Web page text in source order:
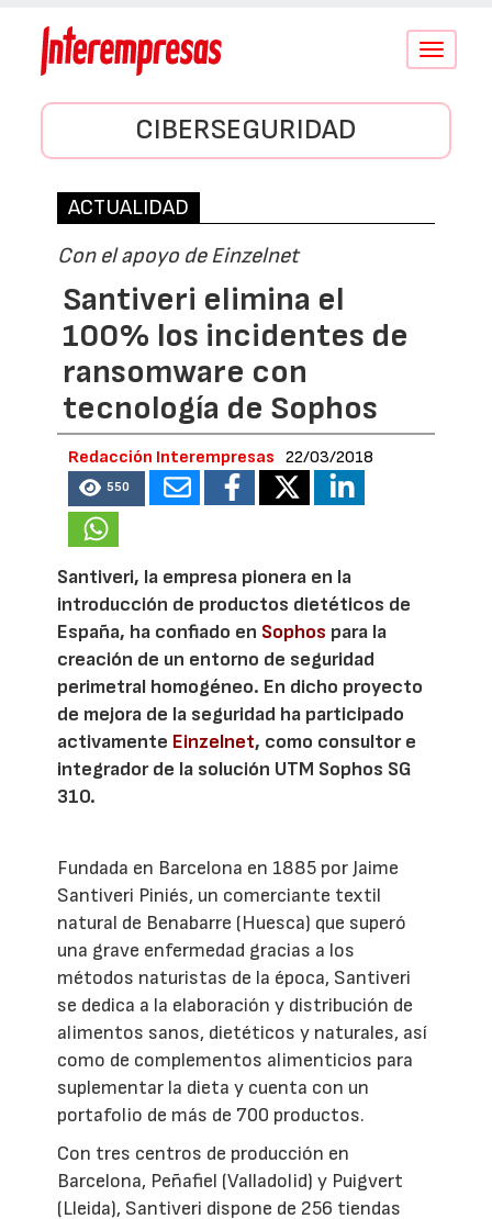
Conmutar
CIBERSEGURIDAD
ACTUALIDAD
Con el apoyo de Einzelnet
Santiveri elimina el
100% los incidentes de
ransomware con
tecnología de Sophos
Redacción Interempresas 22/03/2018
550
Santiveri, la empresa pionera en la
introducción de productos dietéticos de
España, ha confiado en Sophos para la
creación de un entorno de seguridad
perimetral homogéneo. En dicho proyecto
de mejora de la seguridad ha participado
activamente Einzelnet, como consultor e
integrador de la solución UTM Sophos SG
310.
Fundada en Barcelona en 1885 por Jaime
Santiveri Piniés, un comerciante textil
natural de Benabarre (Huesca) que superó
una grave enfermedad gracias a los
métodos naturistas de la época, Santiveri
se dedica a la elaboración y distribución de
alimentos sanos, dietéticos y naturales, así
como de complementos alimenticios para
suplementar la dieta y cuenta con un
portafolio de más de 700 productos.
Con tres centros de producción en
Barcelona, Peñafiel (Valladolid) y Puigvert
(Lleida), Santiveri dispone de 256 tiendas